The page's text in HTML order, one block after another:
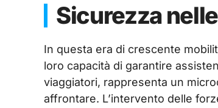
Sicurezza
In questa era di crescente
loro capacità di garantire
viaggiatori, rappresenta un
affrontare. L’intervento delle